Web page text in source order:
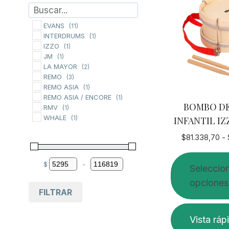
BOMBO
INFANTIL
$81.338,70 -
opciones
Este
producto
Vista
EVANS (11)
INTERDRUMS (1)
IZZO (1)
JM (1)
LA MAYOR (2)
REMO (3)
REMO ASIA (1)
REMO ASIA / ENCORE (1)
RMV (1)
WHALE (1)
$
Minimum Price
-
Maximum Price
FILTRAR